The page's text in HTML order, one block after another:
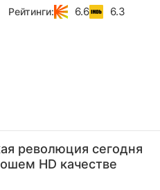
неплохо зарабатывать и
Документальный
на примерах объясняет
возобновляемых
надежду на светлое
Рейтинги: 6.6 6.3
революция сегодня
HD качестве